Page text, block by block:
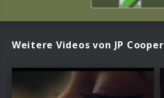
Weitere Videos von JP Cooper